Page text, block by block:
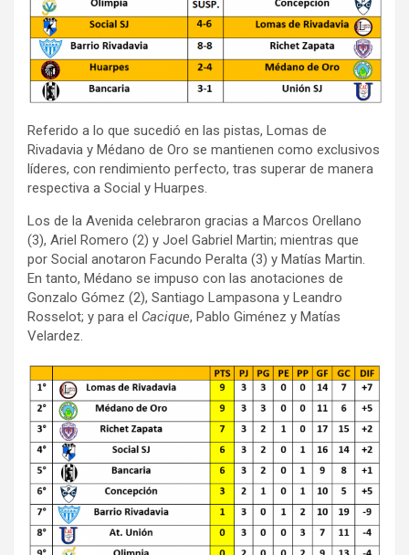
Referido a lo que sucedió en las pistas, Lomas de
Rivadavia y Médano de Oro se mantienen como exclusivos
líderes, con rendimiento perfecto, tras superar de manera
respectiva a Social y Huarpes.
Los de la Avenida celebraron gracias a Marcos Orellano
(3), Ariel Romero (2) y Joel Gabriel Martin; mientras que
por Social anotaron Facundo Peralta (3) y Matías Martin.
En tanto, Médano se impuso con las anotaciones de
Gonzalo Gómez (2), Santiago Lampasona y Leandro
Rosselot; y para el Cacique, Pablo Giménez y Matías
Velardez.